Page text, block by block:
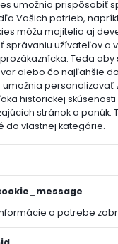
umožnia prispôsobiť
Vašich potrieb,
môžu majitelia aj
správaniu užívateľov a
Teda
alebo čo najľahšie
personalizovať
historickej
stránok a ponúk.
do vlastnej kategórie.
o potrebe